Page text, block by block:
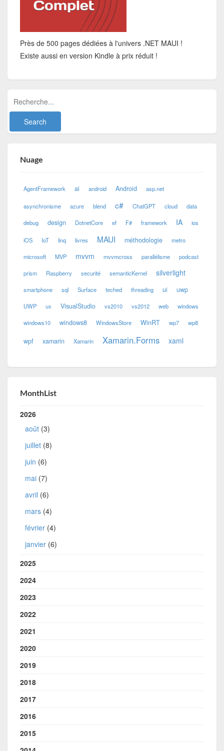
Près de 500 pages dédiées à l'univers .NET MAUI !
Existe aussi en version Kindle à prix réduit !
Nuage
AgentFramework ai android Android asp.net
asynchronisme azure blend c# ChatGPT cloud data
debug design DotnetCore ef F# framework IA ios
iOS IoT linq livres MAUI méthodologie metro
microsoft MVP mvvm mvvmcross parallélisme podcast
prism Raspberry securité semanticKernel silverlight
smartphone sql Surface teched threading ui uwp
UWP ux VisualStudio vs2010 vs2012 web windows
windows10 windows8 WindowsStore WinRT wp7 wp8
wpf xamarin Xamarin Xamarin.Forms xaml
MonthList
2026
août (3)
juillet (8)
juin (6)
mai (7)
avril (6)
mars (4)
février (4)
janvier (6)
2025
2024
2023
2022
2021
2020
2019
2018
2017
2016
2015